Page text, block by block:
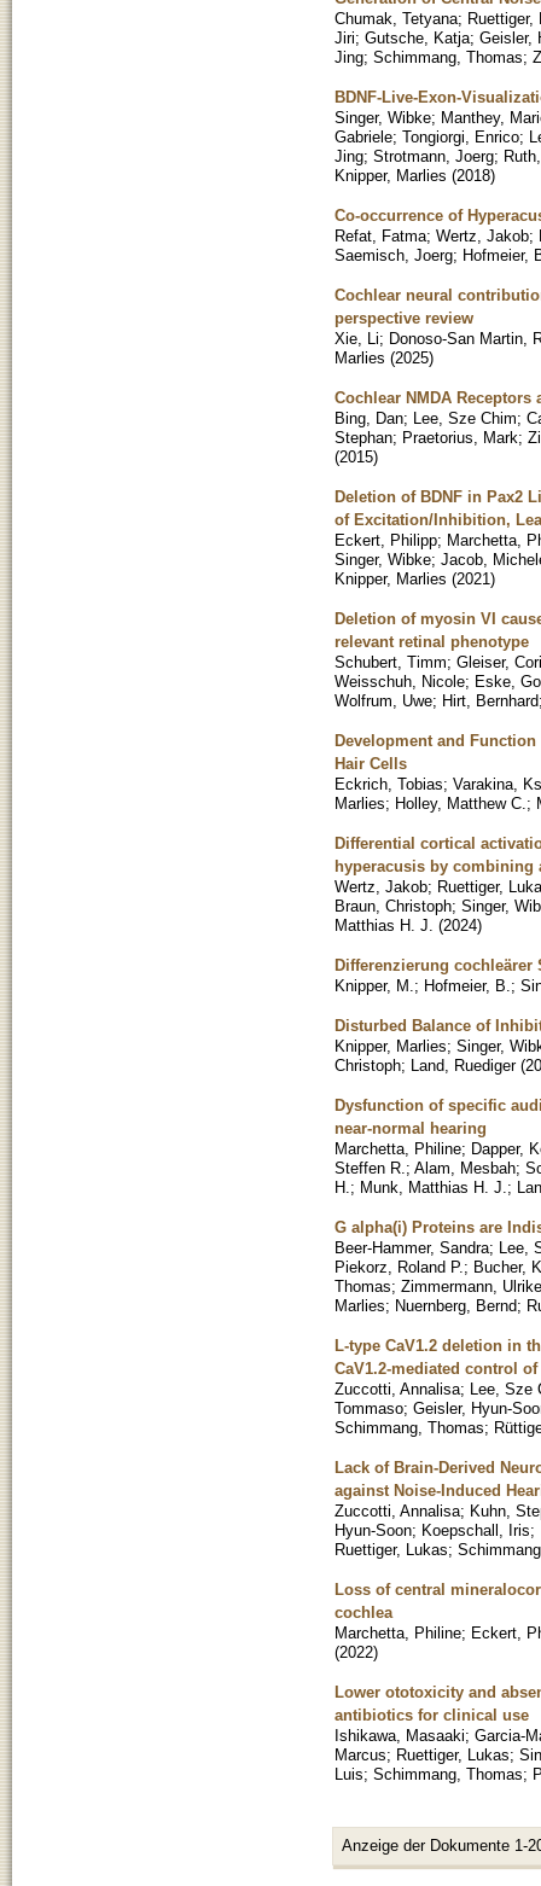
Chumak, Tetyana; Ruettiger,
Jiri; Gutsche, Katja; Geisler,
Jing; Schimmang, Thomas;
BDNF-Live-Exon-
Singer, Wibke; Manthey,
Gabriele; Tongiorgi, Enrico;
Jing; Strotmann, Joerg;
Knipper, Marlies (2018)
Co-occurrence of
Refat, Fatma; Wertz, Jakob;
Saemisch, Joerg; Hofmeier,
Cochlear neural
perspective review
Xie, Li; Donoso-San Martin,
Marlies (2025)
Cochlear NMDA
Bing, Dan; Lee, Sze Chim;
Stephan; Praetorius, Mark;
(2015)
Deletion of BDNF in Pax2
of Excitation/Inhibition,
Eckert, Philipp; Marchetta,
Singer, Wibke; Jacob,
Knipper, Marlies (2021)
Deletion of myosin VI
relevant retinal phenotype
Schubert, Timm; Gleiser,
Weisschuh, Nicole; Eske,
Wolfrum, Uwe; Hirt, Bernhard
Development and
Hair Cells
Eckrich, Tobias; Varakina,
Marlies; Holley, Matthew C. ;
Differential cortical
hyperacusis by combining
Wertz, Jakob; Ruettiger,
Braun, Christoph; Singer,
Matthias H. J. (2024)
Differenzierung cochleärer
Knipper, M. ; Hofmeier, B. ;
Disturbed Balance of
Knipper, Marlies; Singer,
Christoph; Land, Ruediger (
Dysfunction of specific
near-normal hearing
Marchetta, Philine; Dapper,
Steffen R. ; Alam, Mesbah;
H. ; Munk, Matthias H. J. ;
G alpha(i) Proteins are
Beer-Hammer, Sandra; Lee,
Piekorz, Roland P. ; Bucher,
Thomas; Zimmermann, Ulrike
Marlies; Nuernberg, Bernd;
L-type CaV1.2 deletion in
CaV1.2-mediated control
Zuccotti, Annalisa; Lee, Sze
Tommaso; Geisler, Hyun-
Schimmang, Thomas;
Lack of Brain-Derived
against Noise-Induced
Zuccotti, Annalisa; Kuhn,
Hyun-Soon; Koepschall, Iris;
Ruettiger, Lukas;
Loss of central
cochlea
Marchetta, Philine; Eckert,
(2022)
Lower ototoxicity and
antibiotics for clinical use
Ishikawa, Masaaki; Garcia-
Marcus; Ruettiger, Lukas;
Luis; Schimmang, Thomas;
Anzeige der Dokumente 1-